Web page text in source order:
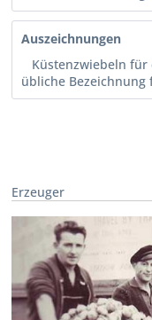
Auszeichnungen
Küstenzwiebeln für
übliche Bezeichnung
Erzeuger